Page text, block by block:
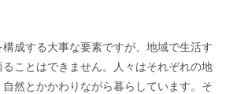
成する大事な要素ですが、地域で生活す
ことはできません。人々はそれぞれの地
然とかかわりながら暮らしています。そ